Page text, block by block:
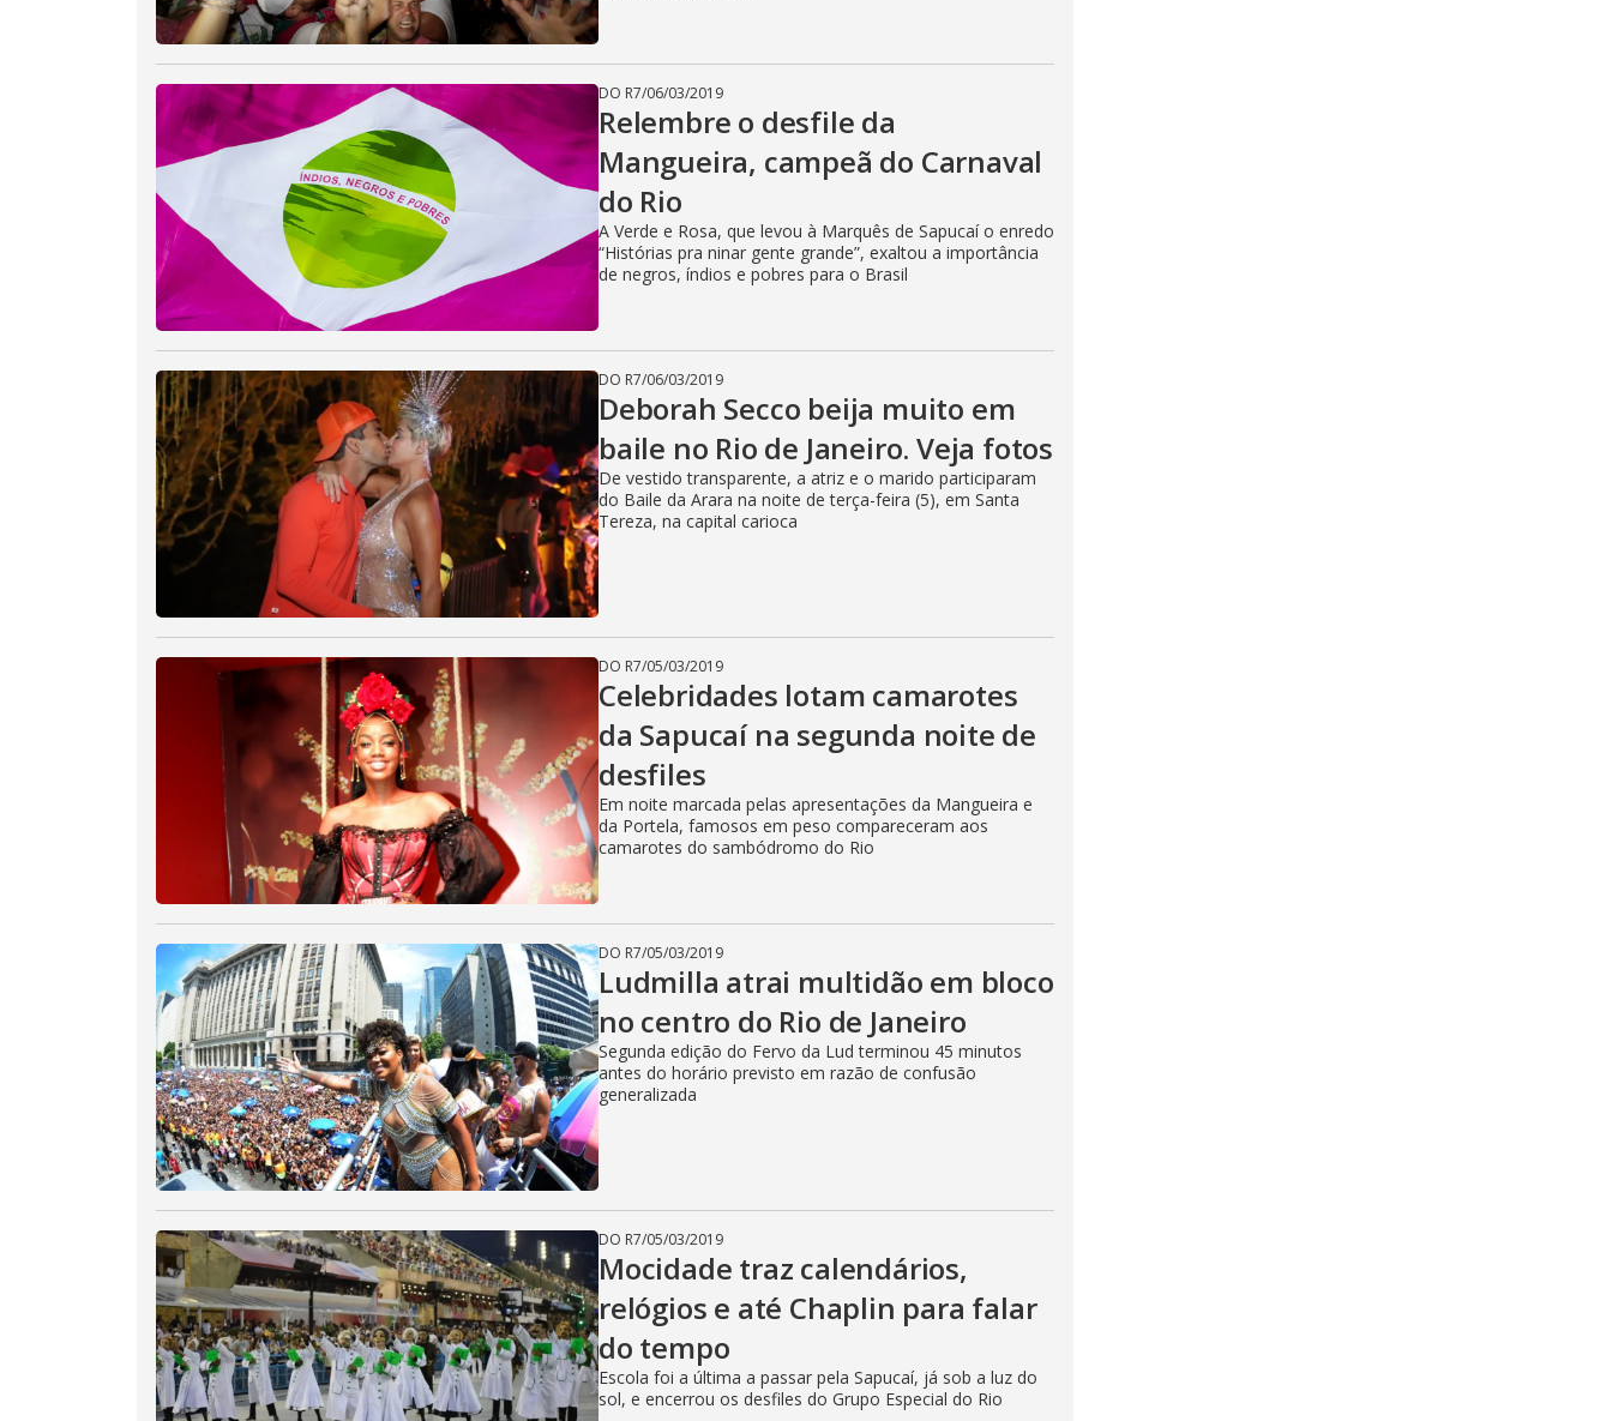
DO R7/06/03/2019
Relembre o desfile da
Mangueira, campeã do Carnaval
do Rio
A Verde e Rosa, que levou à Marquês de Sapucaí o enredo
“Histórias pra ninar gente grande”, exaltou a importância
de negros, índios e pobres para o Brasil
DO R7/06/03/2019
Deborah Secco beija muito em
baile no Rio de Janeiro. Veja fotos
De vestido transparente, a atriz e o marido participaram
do Baile da Arara na noite de terça-feira (5), em Santa
Tereza, na capital carioca
DO R7/05/03/2019
Celebridades lotam camarotes
da Sapucaí na segunda noite de
desfiles
Em noite marcada pelas apresentações da Mangueira e
da Portela, famosos em peso compareceram aos
camarotes do sambódromo do Rio
DO R7/05/03/2019
Ludmilla atrai multidão em bloco
no centro do Rio de Janeiro
Segunda edição do Fervo da Lud terminou 45 minutos
antes do horário previsto em razão de confusão
generalizada
DO R7/05/03/2019
Mocidade traz calendários,
relógios e até Chaplin para falar
do tempo
Escola foi a última a passar pela Sapucaí, já sob a luz do
sol, e encerrou os desfiles do Grupo Especial do Rio